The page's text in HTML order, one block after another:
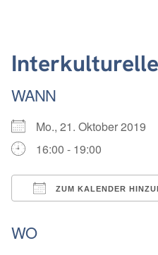
WANN
Mo., 21. Oktober 2019
16:00 - 19:00
ZUM KALENDER
WO